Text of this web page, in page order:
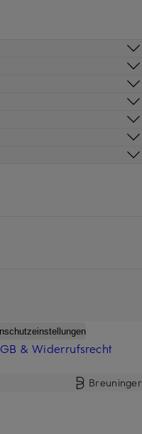
& Widerrufsrecht
Breuninger